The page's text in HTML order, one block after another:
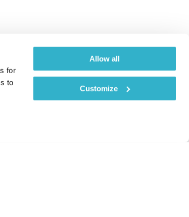
for
to
Allow all
Customize